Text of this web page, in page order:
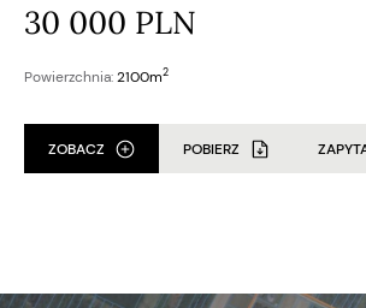
30 000 PLN
Powierzchnia:2100m2
ZOBACZ POBIERZ